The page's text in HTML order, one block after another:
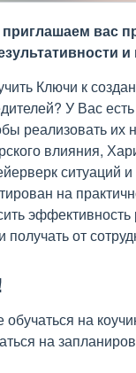
приглашаем вас
Ключи к
У Вас
реализовать
влияния,
ситуаций
на
эффективность
получать от
обучаться на
на